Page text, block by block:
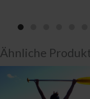
Ähnliche